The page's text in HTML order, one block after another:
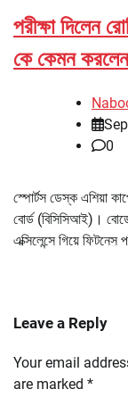
পরীক্ষা দিলেন
কে কেমন
0
স্পোর্টস ডেস্ক এশিয়া
বোর্ড (বিসিসিআই)।
এক্সিলেন্সে গিয়ে ফিটনেস
Leave a Reply
Your email
are marked *